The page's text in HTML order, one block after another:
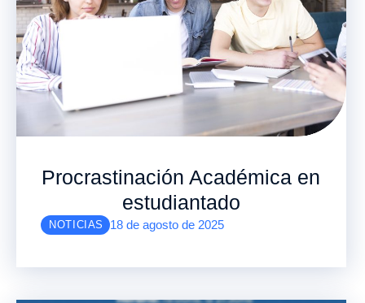
Procrastinación Académica en
estudiantado
NOTICIAS 18 de agosto de 2025